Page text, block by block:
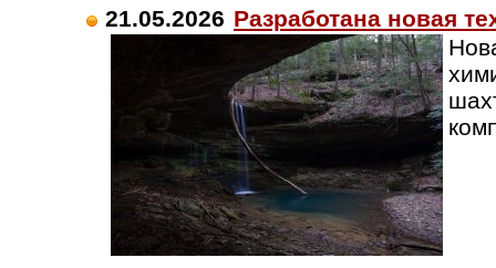
21.05.2026 Разработана новая